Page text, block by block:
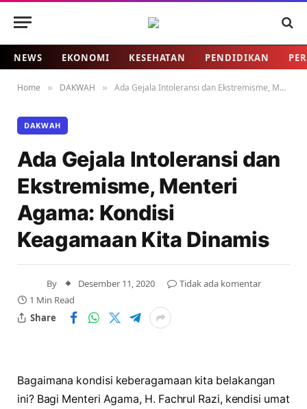
NEWS EKONOMI KESEHATAN PENDIDIKAN
Home » DAKWAH » Ada Gejala Intoleransi dan Ekstremisme, Menteri Agama: Kondisi Keagamaan Kita Dinamis
DAKWAH
Ada Gejala Intoleransi dan
Ekstremisme, Menteri
Agama: Kondisi
Keagamaan Kita Dinamis
By Desember 11, 2020
Tidak ada komentar
1 Min Read
Share
Bagaimana kondisi keberagamaan kita belakangan
ini? Bagi Menteri Agama, H. Fachrul Razi, kendisi umat